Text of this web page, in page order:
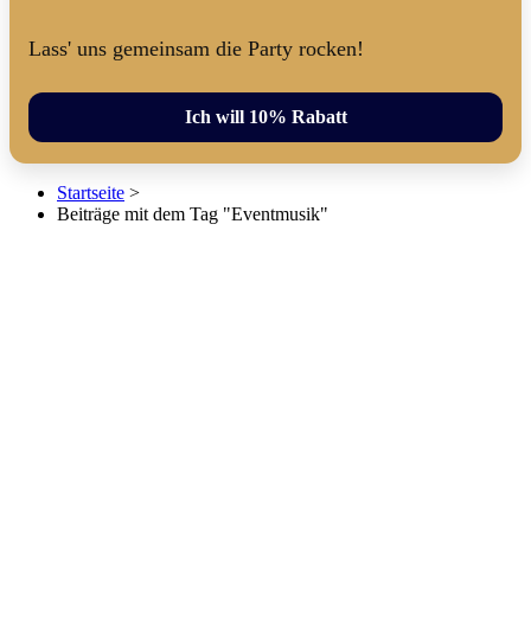
Lass' uns gemeinsam die Party rocken!
Ich will 10% Rabatt
Startseite >
Beiträge mit dem Tag "Eventmusik"